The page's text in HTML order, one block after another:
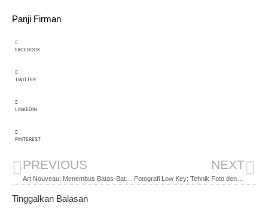
Panji Firman
FACEBOOK
TWITTER
LINKEDIN
PINTEREST
PREVIOUS NEXT
Fotografi Low Key: Tehnik Foto dengan Nuansa Mistik dan Misterius
Tinggalkan Balasan